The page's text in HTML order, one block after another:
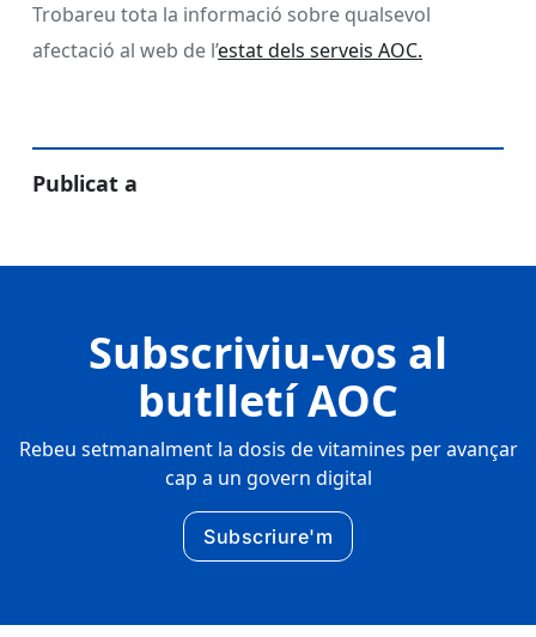
Trobareu tota la informació sobre qualsevol
afectació al web de l’estat dels serveis AOC.
Publicat a
Subscriviu-vos al
butlletí AOC
Rebeu setmanalment la dosis de vitamines per avançar
cap a un govern digital
Subscriure'm